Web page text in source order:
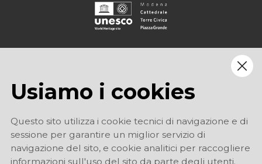
Usiamo i cookies
Questo sito utilizza i cookie tecnici di navigazione e di
sessione per garantire un miglior servizio di
navigazione del sito, e cookie analitici per raccogliere
informazioni sull'uso del sito da parte degli utenti.